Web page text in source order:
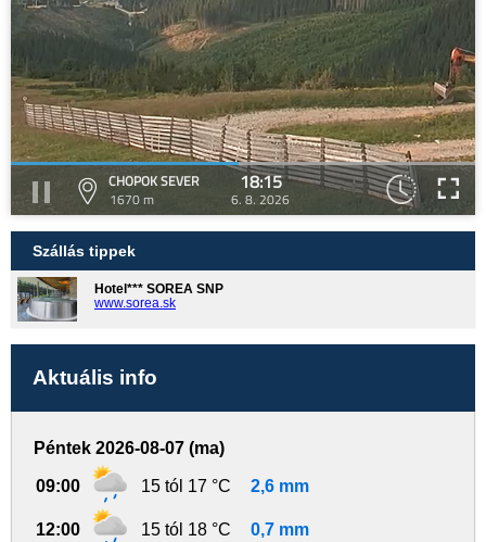
CHOPOK SEVER
1670 m
18:15
6. 8. 2026
Szállás tippek
Hotel*** SOREA SNP
www.sorea.sk
Aktuális info
Péntek 2026-08-07 (ma)
09:00 15 tól 17 °C 2,6 mm
12:00 15 tól 18 °C 0,7 mm